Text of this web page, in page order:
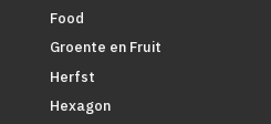
Food
Groente en Fruit
Herfst
Hexagon